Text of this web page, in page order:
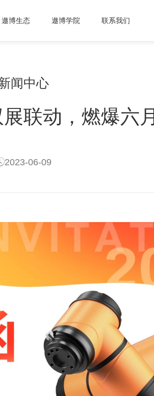
遨博生态 遨博学院 联系我们
闻中心
联动，燃爆六月
2023-06-09